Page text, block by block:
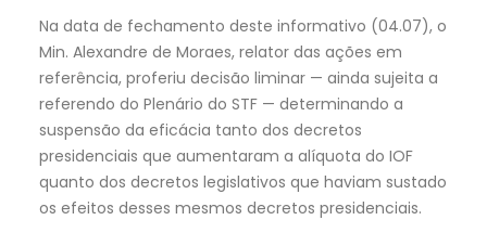
Na data de fechamento deste informativo (04.07), o
Min. Alexandre de Moraes, relator das ações em
referência, proferiu decisão liminar — ainda sujeita a
referendo do Plenário do STF — determinando a
suspensão da eficácia tanto dos decretos
presidenciais que aumentaram a alíquota do IOF
quanto dos decretos legislativos que haviam sustado
os efeitos desses mesmos decretos presidenciais.